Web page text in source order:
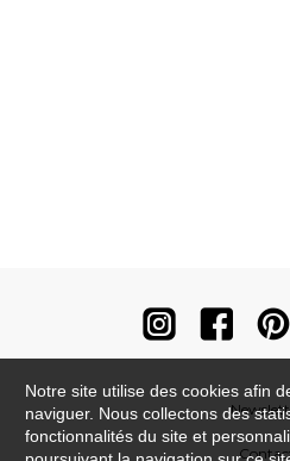
Notre site utilise des cookies afin
naviguer. Nous collectons des
fonctionnalités du site et